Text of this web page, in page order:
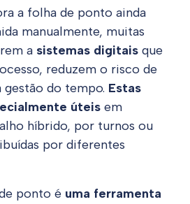
a folha de ponto ainda
manualmente, muitas
a sistemas digitais que
reduzem o risco de
do tempo. Estas
úteis em
híbrido, por turnos ou
por diferentes
ponto é uma ferramenta